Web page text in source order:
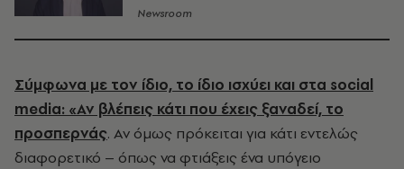
Newsroom
Σύμφωνα με τον ίδιο, το ίδιο ισχύει και στα social
media: «Αν βλέπεις κάτι που έχεις ξαναδεί, το
προσπερνάς. Αν όμως πρόκειται για κάτι εντελώς
διαφορετικό – όπως να φτιάξεις ένα υπόγειο